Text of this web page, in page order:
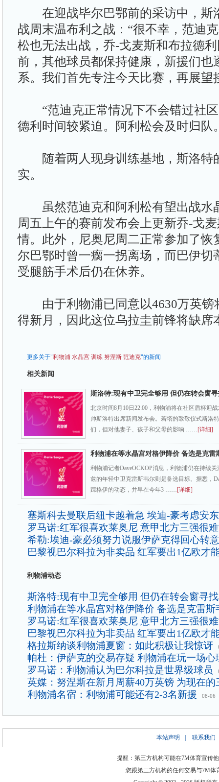
在迎战毕尔巴鄂前的采访中，斯
战周末温布利之战：“很不幸，范迪
松也无法出战，乔-戈麦斯和布拉德
前，其他球员都保持健康，新援们也
系。我们首先专注今天比赛，再展望
“范迪克正常情况下不会错过社区
德利时间较紧迫。阿利松会及时归队
随着两人现身训练基地，斯洛特
实。
虽然范迪克和阿利松有望出战水
周五上午的赛前发布会上更新乔-戈
情。此外，尼奥尼周二正常参加了恢
尔巴鄂时曾一瘸一拐离场，而巴伊切
受腿筋手术后仍在休养。
由于利物浦已同意以4630万英镑
得新月，因此这位乌拉圭前锋将缺席
更多关于"利物浦 水晶宫 训练 努涅斯 范迪克"的新闻
相关新闻
斯洛特:现有中卫完全够用 但仍在转会窗
北京时间8月10日22:00，利物浦将在社区盾杯迎
帅斯洛特出席新闻发布会。若塔的致敬仪式斯洛
们，但对他妻子、孩子和父母的影响 ……[详细]
利物浦在等水晶宫对格伊降价 备选是克雷
利物浦记者DaveOCKOP消息，利物浦仍在持续
兹的年轻中卫克雷斯韦尔则是备选目标。据悉，
踪格伊的动态，并早在今年3 ……[详细]
塞斯科去曼联后纽卡越着急 埃迪-豪考虑安
罗马诺:红军很喜欢莱奥尼 意甲北方三强很
希勒:埃迪-豪必须努力说服伊萨克得回心转意
巴黎视巴尔科拉为非卖品 红军要出1亿欧才
利物浦动态
斯洛特:现有中卫完全够用 但仍在转会窗寻
利物浦在等水晶宫对格伊降价 备选是克雷斯
罗马诺:红军很喜欢莱奥尼 意甲北方三强很
巴黎视巴尔科拉为非卖品 红军要出1亿欧才
格拉斯纳谈利物浦夏窗：如此积极让我惊讶
帕杜：伊萨克的交易存疑 利物浦在玩一场心
罗马诺：利物浦认为巴尔科拉是世界级球员
英媒：努涅斯在新月周薪40万英镑 为现在的
利物浦名宿：利物浦可能还有2-3名新援
08-06
本站声明 联系我们
提醒：第三方机构可能在7M体育宣传
您跟第三方机构的任何交易与7M